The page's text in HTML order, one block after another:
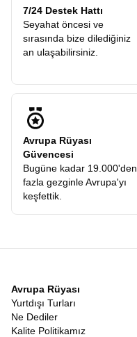
7/24 Destek Hattı
Seyahat öncesi ve
sırasında bize dilediğiniz
an ulaşabilirsiniz.
Avrupa Rüyası
Güvencesi
Bugüne kadar 19.000'den
fazla gezginle Avrupa'yı
keşfettik.
Avrupa Rüyası
Yurtdışı Turları
Ne Dediler
Kalite Politikamız